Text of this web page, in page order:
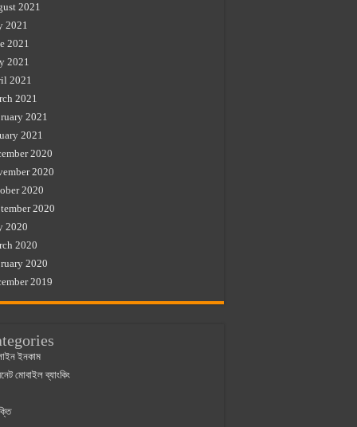
2021
2021
2021
2021
2021
2021
2021
2021
2020
2020
2020
2020
2020
2020
2020
2019
ইনকাম
মোবাইল ব্যাংকিং